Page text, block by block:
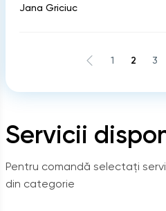
Servicii
Pentru comandă selectați
din categorie
Jana Griciuc
1 2 3